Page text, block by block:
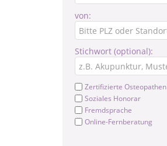
von:
Stichwort (optional):
Zertifizierte Osteopathen
Soziales Honorar
Fremdsprache
Online-Fernberatung